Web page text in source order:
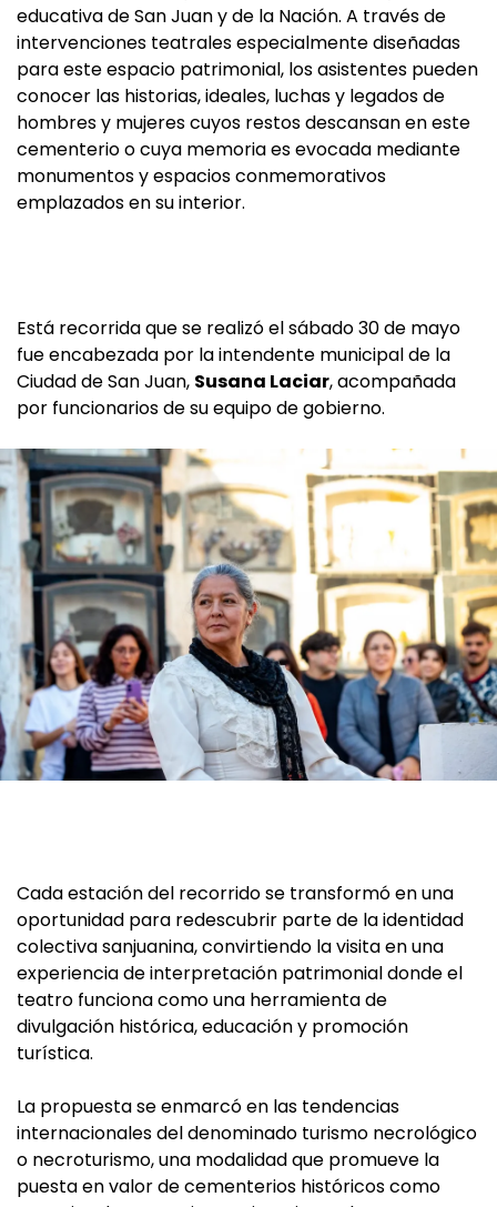
educativa de San Juan y de la Nación. A través de
intervenciones teatrales especialmente diseñadas
para este espacio patrimonial, los asistentes pueden
conocer las historias, ideales, luchas y legados de
hombres y mujeres cuyos restos descansan en este
cementerio o cuya memoria es evocada mediante
monumentos y espacios conmemorativos
emplazados en su interior.
Está recorrida que se realizó el sábado 30 de mayo
fue encabezada por la intendente municipal de la
Ciudad de San Juan, Susana Laciar, acompañada
por funcionarios de su equipo de gobierno.
Cada estación del recorrido se transformó en una
oportunidad para redescubrir parte de la identidad
colectiva sanjuanina, convirtiendo la visita en una
experiencia de interpretación patrimonial donde el
teatro funciona como una herramienta de
divulgación histórica, educación y promoción
turística.
La propuesta se enmarcó en las tendencias
internacionales del denominado turismo necrológico
o necroturismo, una modalidad que promueve la
puesta en valor de cementerios históricos como